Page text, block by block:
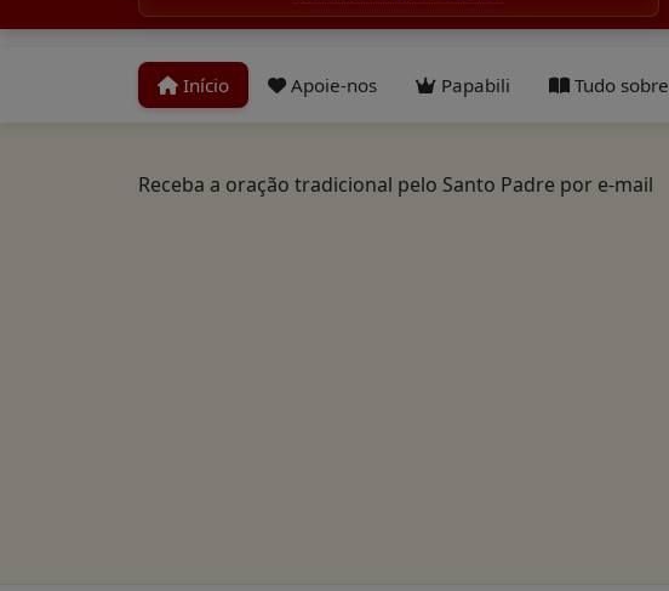
Início Apoie-nos Papabili Tudo sobre
Receba a oração tradicional pelo Santo Padre por e-mail